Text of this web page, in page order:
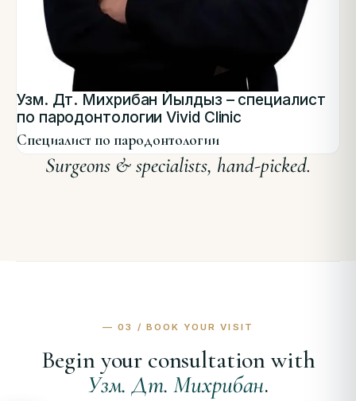
Узм. Дт. Михрибан Йылдыз – специалист
по пародонтологии Vivid Clinic
Специалист по пародонтологии
— 03 / BOOK YOUR VISIT
Begin your consultation with
Узм. Дт. Михрибан.